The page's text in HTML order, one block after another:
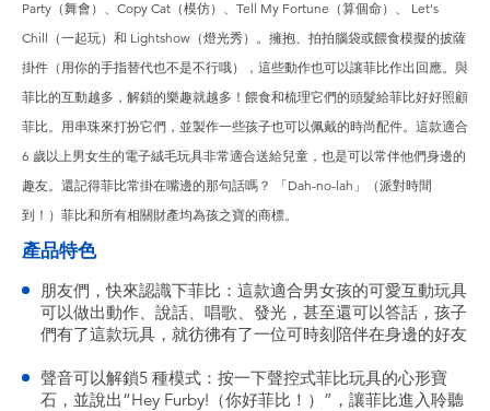
Party（舞會）、Copy Cat（模仿）、Tell My Fortune（算個命）、 Let's
Chill（一起玩）和 Lightshow（燈光秀）。擁抱、拍拍腦袋或餵食模擬的披薩
掛件（用你的手指替代也不是不行哦），這些動作也可以讓菲比作出回應。與
菲比的互動越多，解鎖的樂趣就越多！餵食和梳理它們的頭髮給菲比好好照顧
菲比。用串珠來打扮它們，並製作一些孩子也可以佩戴的時尚配件。這款適合
6 歲以上男女生的電子絨毛玩具非常適合送給兒童，也是可以常伴他們身邊的
趣友。還記得菲比常掛在嘴邊的那句話嗎？ 「Dah-no-lah」（派對時間
到！）菲比和所有相關財產均為孩之寶的商標。
產品特色
朋友們，快來認識下菲比：這款適合男女孩的可愛互動玩具
可以做出動作、說話、唱歌、發光，甚至還可以答話，孩子
們有了這款玩具，就彷彿有了一位可時刻陪伴在身邊的好友
聲音可以解鎖5 種模式：按一下聲控式菲比玩具的心形寶
石，並說出“Hey Furby!（你好菲比！）”，讓菲比進入聆聽